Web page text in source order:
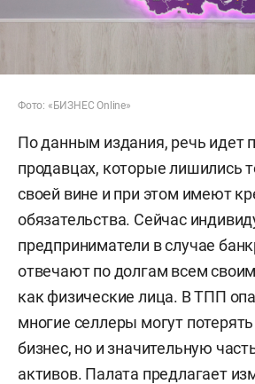
Фото: «БИЗНЕС Online»
По данным издания, речь идет
продавцах, которые лишились
своей вине и при этом имеют
обязательства. Сейчас
предприниматели в случае
отвечают по долгам всем
как физические лица. В ТПП
многие селлеры могут
бизнес, но и значительную
активов. Палата предлагает